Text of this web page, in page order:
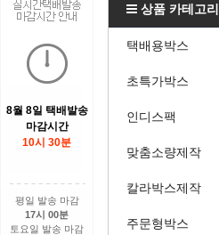
8월 8일 택배발송
마감시간
10시 30분
평일 발송 마감
17시 00분
토요일 발송 마감
상품 카테고리
택배용박스
초특가박스
인디스팩
맞춤소량제작
칼라박스제작
주문형박스